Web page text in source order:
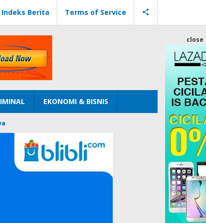
Indeks Berita Terms of Service
EKONOMI & BISNIS
close